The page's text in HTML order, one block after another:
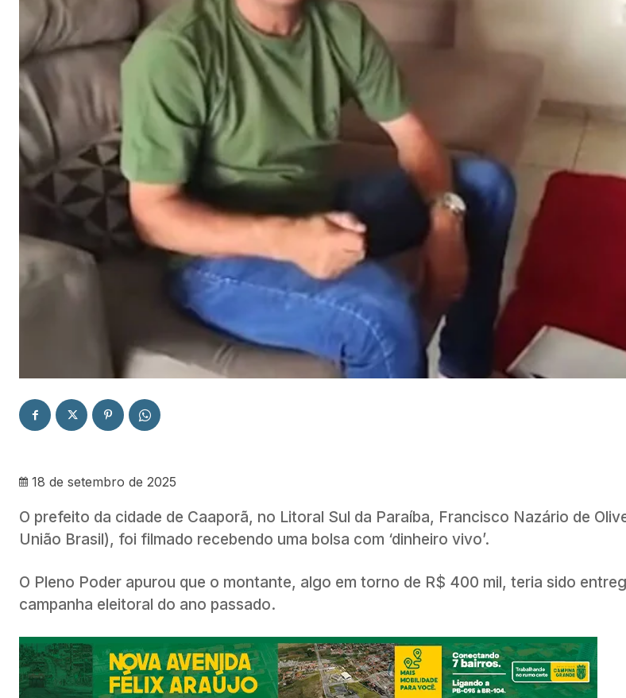
18 de setembro de 2025
O prefeito da cidade de Caaporã, no Litoral Sul da Paraíba, Francisco Nazário de
União Brasil), foi filmado recebendo uma bolsa com ‘dinheiro vivo’.
O Pleno Poder apurou que o montante, algo em torno de R$ 400 mil, teria sido
campanha eleitoral do ano passado.